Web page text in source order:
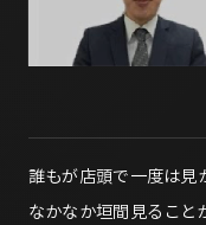
誰もが店頭で一度は見
なかなか垣間見ること